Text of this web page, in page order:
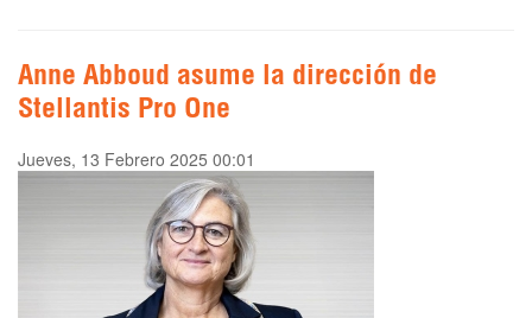
Anne Abboud asume la dirección de
Stellantis Pro One
Jueves, 13 Febrero 2025 00:01